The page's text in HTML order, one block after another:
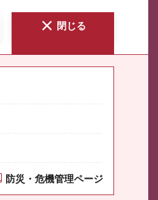
閉じる
防災・危機管理ページ